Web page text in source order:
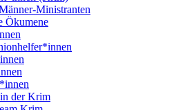
Ministranten
Ökumene
der Krim